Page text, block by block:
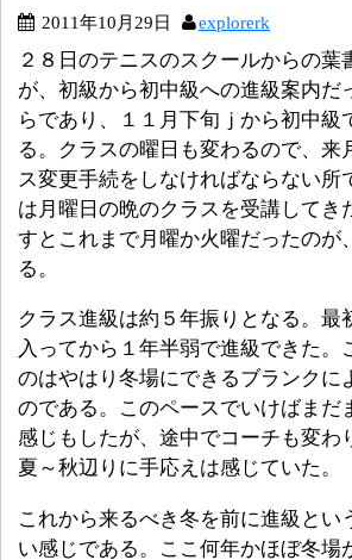
2011年10月29日 explorerk
２８日のテニスのスクールからの葉
が、初級から初中級への進級案内だ
らであり、１１月下旬ｊから初中級
る。クラスの曜日も変わるので、来
ス変更手続をしなければならない所
は月曜日の晩のクラスを受講してき
すとこれまで月曜か火曜だったのが
る。
クラス進級は約５年振りとなる。最
入ってから１年半弱で進級できた。
のはやはり冬場にできるブランクに
のである。このペースでいけばまだ
感じもしたが、途中でコーチも変わ
夏～秋辺りに手応えは感じていた。
これから来るべき冬を前に進級とい
い感じである。ここ何年かほぼ冬場